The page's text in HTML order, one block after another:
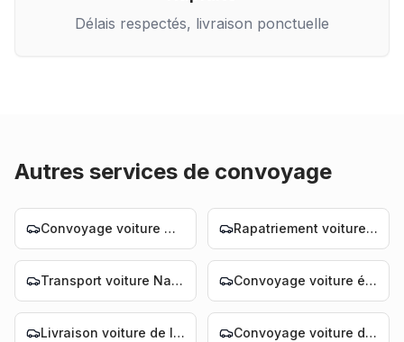
Délais respectés, livraison ponctuelle
Autres services de convoyage
Convoyage voiture Nantes Rapatriement voiture Nantes
Transport voiture Nantes Convoyage voiture électrique Nantes
Livraison voiture de luxe Nantes Convoyage voiture de luxe Nantes